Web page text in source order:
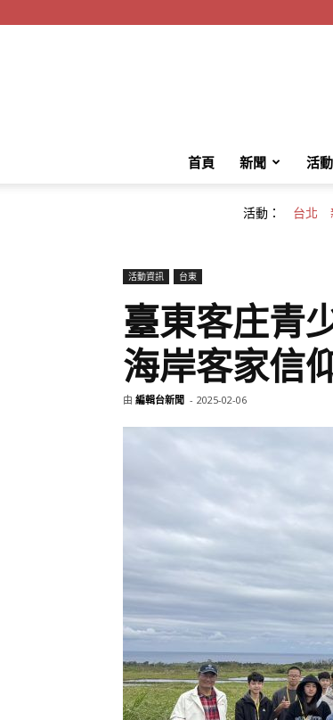
首頁 新聞 活
活動： 台北
活動資訊 台東
臺東客庄青
海岸客家信
由 編輯台新聞 - 2025-02-06